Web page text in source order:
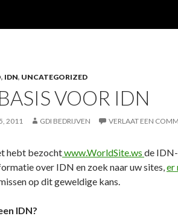
, IDN, UNCATEGORIZED
VOOR IDN
2011 GDI BEDRIJVEN VERLAAT EEN
hebt bezochtwww.WorldSite.ws de
over IDN en zoek naar uw sites,er
op dit geweldige kans.
IDN?